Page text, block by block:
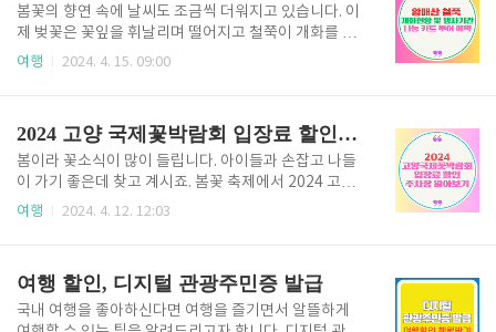
만 원, 숙박 2만 원, 체험 1만 원 지원과 함평특산품 나
비쌀 500g을 제공한다고 합니다. KTX타고 함평나비
축제 아이와 함께 피자만들기 체험 사전예약하고 있답
니다. 바로 신청해 보세요 파자만들기 체험신청하
봄꽃의 향연 속에 날씨도 조금씩 더워지고 있습니다. 이
제 벚꽃은 꽃잎을 휘날리며 떨어지고 철쭉이 개화를 시
작합니다. 지역 곳곳에 철쭉 축제가 있을 텐데 황매산
아름다움이 절정일 때 멋진 장관을 구경해 보시길 바랍
니다. 드넓은 붉은빛 꽃물결 황매산 철쭉 개화 현황을
확인해 보세요 황매산 개화 현황 보행이 힘드신 부모님
이나 아이와 함께하고자 한다면 나눔 카트 투어 무료로
신청하세요. 1일 10회(2대) 운영됩니다. 나눔 카트 투어
여행 2024. 4. 15. 09:00
2024 고양 국제꽃박람회 입장료 할인 및 주차장
봄이라 꽃소식이 많이 들립니다. 아이들과 손잡고 나들
이 가기 좋은데 찾고 계시죠. 봄꽃 축제에서 2024 고양
국제꽃박람회도 빠질 수가 없죠. 이왕 나들이 가시는데
습니다. 그런데 사전예매는 기간이 정해져 있습니다. 기
간 안에 구매 가능하니 바로 사전예매 하시려면 아래 참
여행 2024. 4. 12. 12:03
여행 할인, 디지털 관광주민증 발급
국내 여행을 좋아하신다면 여행을 즐기면서 알뜰하게